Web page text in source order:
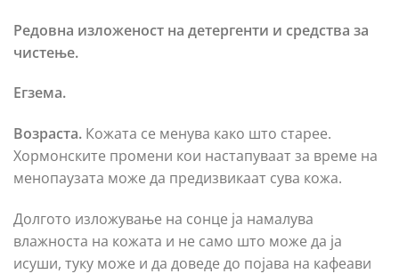
Редовна изложеност на детергенти и средства за
чистење.
Егзема.
Возраста. Кожата се менува како што старее.
Хормонските промени кои настапуваат за време на
менопаузата може да предизвикаат сува кожа.
Долгото изложување на сонце ја намалува
влажноста на кожата и не само што може да ја
исуши, туку може и да доведе до појава на кафеави